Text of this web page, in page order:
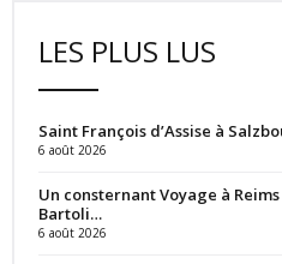
LES PLUS LUS
Saint François d’Assise à
6 août 2026
Un consternant Voyage à
Bartoli…
6 août 2026